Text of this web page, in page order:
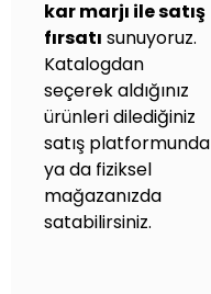
kar marjı ile satış
fırsatı sunuyoruz.
Katalogdan
seçerek aldığınız
ürünleri dilediğiniz
satış platformunda
ya da fiziksel
mağazanızda
satabilirsiniz.